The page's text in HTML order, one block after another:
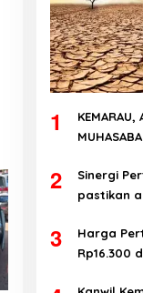
1
KEMARAU,
2
Sinergi
pastikan
3
Harga
Rp16.300